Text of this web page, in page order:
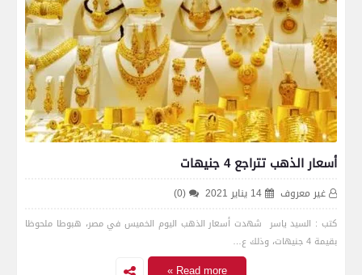
أسعار الذهب تتراجع 4 جنيهات
غير معروف 14 يناير 2021 (0)
كتب : السيد ياسر شهدت أسعار الذهب اليوم الخميس في مصر، هبوطا ملحوظا
بقيمة 4 جنيهات، وذلك ع…
Read more »